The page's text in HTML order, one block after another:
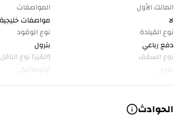
المالك الأول
لا
المواصفات
مواصفات خليجية
نوع القيادة
دفع رباعي
نوع الوقود
بترول
نوع السقف
عادي
(القير) نوع الناقل
أوتوماتيكي
الحوادث